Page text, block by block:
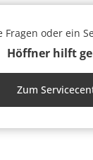
Fragen oder ein
Höffner hilft
Zum